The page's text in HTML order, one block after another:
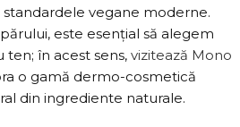
standardele vegane moderne.
este esențial să alegem
ten; în acest sens, vizitează Mono
o gamă dermo-cosmetică
din ingrediente naturale.